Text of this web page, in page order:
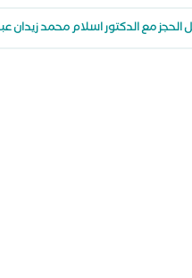
الحجز مع الدكتور اسلام محمد زيدان